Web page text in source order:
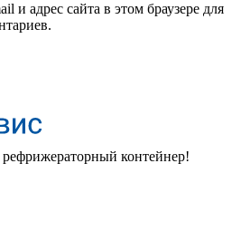
и адрес сайта в этом браузере для
контейнер!